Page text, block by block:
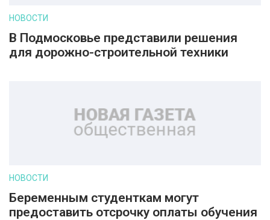
НОВОСТИ
В Подмосковье представили решения
для дорожно-строительной техники
НОВОСТИ
Беременным студенткам могут
предоставить отсрочку оплаты обучения